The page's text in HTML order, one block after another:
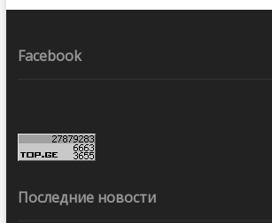
Facebook
Последние новости